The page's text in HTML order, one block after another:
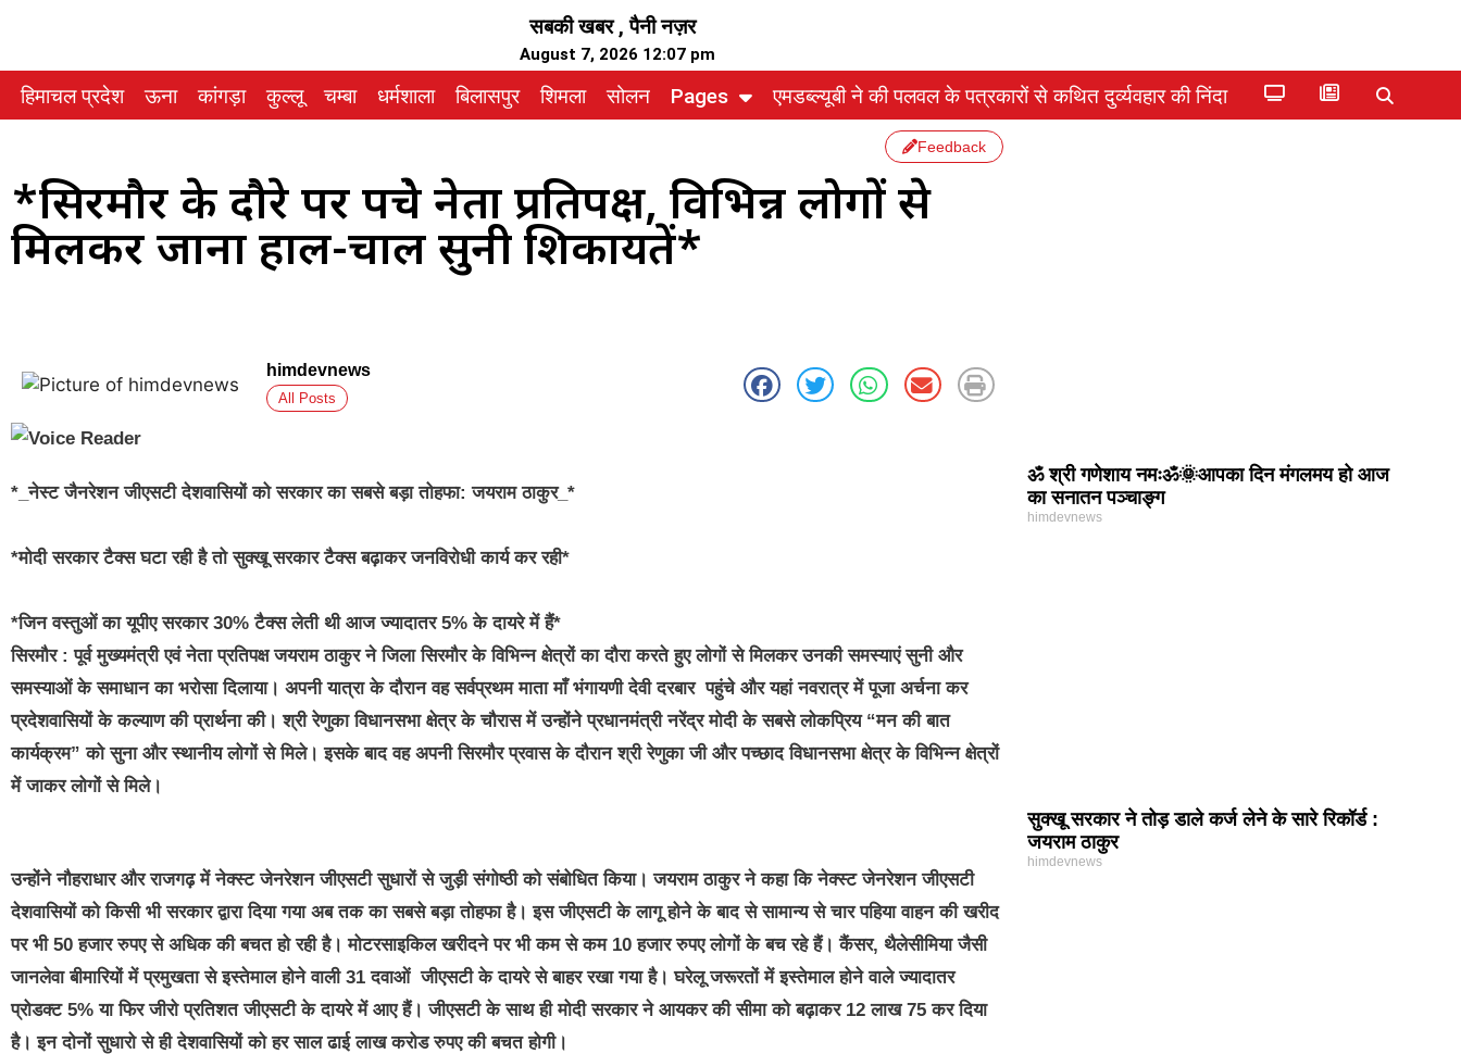
सबकी खबर , पैनी नज़र
August 7, 2026 12:07 pm
हिमाचल प्रदेश ऊना कांगड़ा कुल्लू चम्बा धर्मशाला बिलासपुर शिमला सोलन Pages एमडब्ल्यूबी ने की पलवल के पत्रकारों से कथित दुर्व्यवहार की निंदा
Feedback
*सिरमौर के दौरे पर पहुंचे नेता प्रतिपक्ष, विभिन्न लोगों से
मिलकर जाना हाल-चाल सुनी शिकायतें*
himdevnews
All Posts
*_नेस्ट जैनरेशन जीएसटी देशवासियों को सरकार का सबसे बड़ा तोहफा: जयराम ठाकुर_*
*मोदी सरकार टैक्स घटा रही है तो सुक्खू सरकार टैक्स बढ़ाकर जनविरोधी कार्य कर रही*
*जिन वस्तुओं का यूपीए सरकार 30% टैक्स लेती थी आज ज्यादातर 5% के दायरे में हैं*
सिरमौर : पूर्व मुख्यमंत्री एवं नेता प्रतिपक्ष जयराम ठाकुर ने जिला सिरमौर के विभिन्न क्षेत्रों का दौरा करते हुए लोगों से मिलकर उनकी समस्याएं सुनी और
समस्याओं के समाधान का भरोसा दिलाया। अपनी यात्रा के दौरान वह सर्वप्रथम माता माँ भंगायणी देवी दरबार पहुंचे और यहां नवरात्र में पूजा अर्चना कर
प्रदेशवासियों के कल्याण की प्रार्थना की। श्री रेणुका विधानसभा क्षेत्र के चौरास में उन्होंने प्रधानमंत्री नरेंद्र मोदी के सबसे लोकप्रिय “मन की बात
कार्यक्रम” को सुना और स्थानीय लोगों से मिले। इसके बाद वह अपनी सिरमौर प्रवास के दौरान श्री रेणुका जी और पच्छाद विधानसभा क्षेत्र के विभिन्न क्षेत्रों
में जाकर लोगों से मिले।
उन्होंने नौहराधार और राजगढ़ में नेक्स्ट जेनरेशन जीएसटी सुधारों से जुड़ी संगोष्ठी को संबोधित किया। जयराम ठाकुर ने कहा कि नेक्स्ट जेनरेशन जीएसटी
देशवासियों को किसी भी सरकार द्वारा दिया गया अब तक का सबसे बड़ा तोहफा है। इस जीएसटी के लागू होने के बाद से सामान्य से चार पहिया वाहन की खरीद
पर भी 50 हजार रुपए से अधिक की बचत हो रही है। मोटरसाइकिल खरीदने पर भी कम से कम 10 हजार रुपए लोगों के बच रहे हैं। कैंसर, थैलेसीमिया जैसी
जानलेवा बीमारियों में प्रमुखता से इस्तेमाल होने वाली 31 दवाओं जीएसटी के दायरे से बाहर रखा गया है। घरेलू जरूरतों में इस्तेमाल होने वाले ज्यादातर
प्रोडक्ट 5% या फिर जीरो प्रतिशत जीएसटी के दायरे में आए हैं। जीएसटी के साथ ही मोदी सरकार ने आयकर की सीमा को बढ़ाकर 12 लाख 75 कर दिया
है। इन दोनों सुधारो से ही देशवासियों को हर साल ढाई लाख करोड रुपए की बचत होगी।
ॐ श्री गणेशाय नमःॐ🌞आपका दिन मंगलमय हो आज
का सनातन पञ्चाङ्ग
himdevnews
सुक्खू सरकार ने तोड़ डाले कर्ज लेने के सारे रिकॉर्ड :
जयराम ठाकुर
himdevnews